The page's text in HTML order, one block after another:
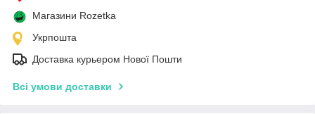
Магазини Rozetka
Укрпошта
Доставка курьером Нової Пошти
Всі умови доставки